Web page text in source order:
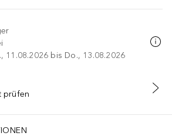
11.08.2026 bis Do., 13.08.2026
DEN WARENKORB
prüfen